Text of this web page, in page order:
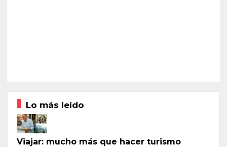
Lo más leído
Viajar: mucho más que hacer turismo